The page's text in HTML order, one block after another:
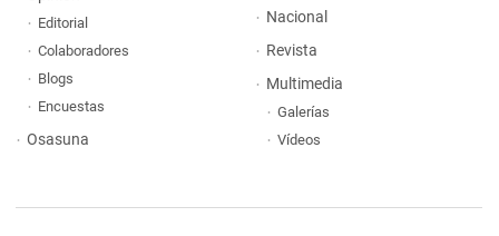
Editorial
Colaboradores
Blogs
Encuestas
Osasuna
Nacional
Revista
Multimedia
Galerías
Vídeos